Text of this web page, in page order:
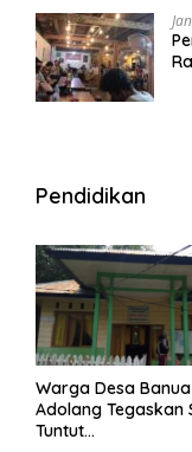
Pendidikan
Warga Desa Banua
Adolang Tegaskan
Tuntut